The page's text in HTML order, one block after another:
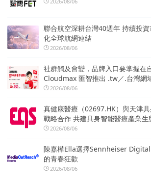
聯合航空深耕台灣40週年 持續投
化全球航網連結
2026/08/06
社群觸及會變，品牌入口要掌握在
Cloudmax 匯智推出 .tw／.台灣網
2026/08/06
真健康醫療（02697.HK）與天津
戰略合作 共建具身智能醫療產業生
2026/08/06
陳嘉樺Ella選擇Sennheiser Digital
的青春狂歡
2026/08/06